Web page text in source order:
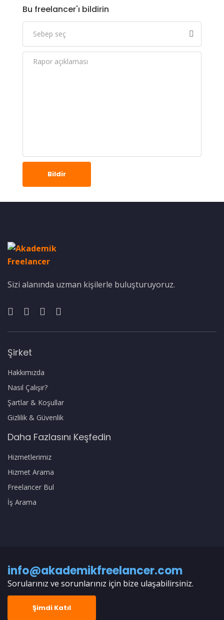
Bu freelancer'ı bildirin
Bildir
Sizi alanında uzman kişilerle buluşturuyoruz.
Şirket
Hakkımızda
Nasıl Çalışır?
Şartlar & Koşullar
Gizlilik & Güvenlik
Daha Fazlasını Keşfedin
Hizmetlerimiz
Hizmet Arama
Freelancer Bul
İş Arama
info@akademikfreelancer.com
Sorularınız ve sorunlarınız için bize ulaşabilirsiniz.
Şimdi Katıl